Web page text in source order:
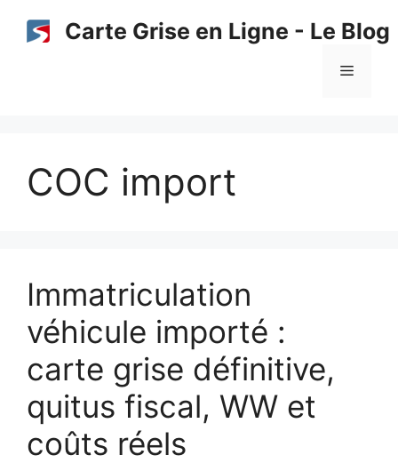
Carte Grise en Ligne - Le Blog
Menu
COC import
Immatriculation
véhicule importé :
carte grise définitive,
quitus fiscal, WW et
coûts réels